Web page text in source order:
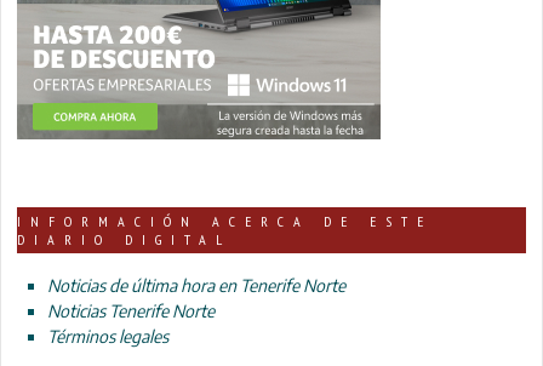
INFORMACIÓN ACERCA DE ESTE
DIARIO DIGITAL
Noticias de última hora en Tenerife Norte
Noticias Tenerife Norte
Términos legales